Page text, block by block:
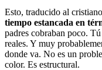
Esto, traducido al
tiempo estancada en
padres cobraban poco.
reales. Y muy
donde va. No es un
color. Es estructural.